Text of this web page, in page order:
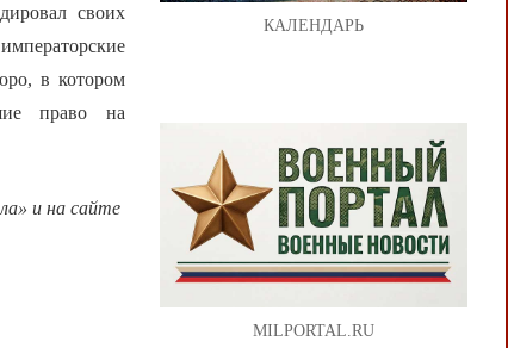
своих
в котором
право на
и на сайте
КАЛЕНДАРЬ
MILPORTAL.RU